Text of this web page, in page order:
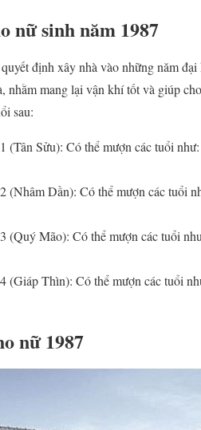
nữ sinh năm 1987
định xây nhà vào những năm
nhằm mang lại vận khí tốt và giúp
sau:
(Tân Sửu): Có thể mượn các tuổi như:
(Nhâm Dần): Có thể mượn các tuổi
(Quý Mão): Có thể mượn các tuổi
(Giáp Thìn): Có thể mượn các tuổi
nữ 1987